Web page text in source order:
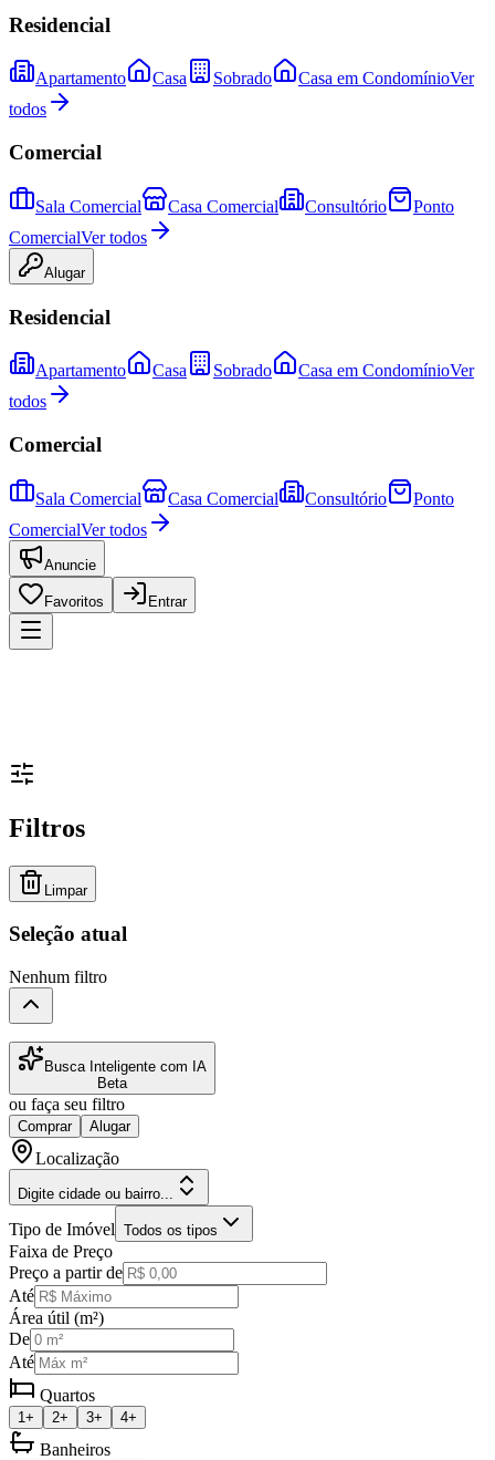
Residencial
Apartamento Casa Sobrado Casa em CondomínioVer
todos
Comercial
Sala Comercial Casa Comercial Consultório
Ponto
ComercialVer todos
Alugar
Residencial
Apartamento Casa Sobrado Casa em CondomínioVer
todos
Comercial
Sala Comercial Casa Comercial Consultório
Ponto
ComercialVer todos
Anuncie
Favoritos Entrar
Filtros
Limpar
Seleção atual
Nenhum filtro
Busca Inteligente com IA
Beta
ou faça seu filtro
Comprar Alugar
Localização
Digite cidade ou bairro...
Tipo de Imóvel Todos os tipos
Faixa de Preço
Preço a partir de
Até
Área útil (m²)
De
Até
Quartos
1+ 2+ 3+ 4+
Banheiros